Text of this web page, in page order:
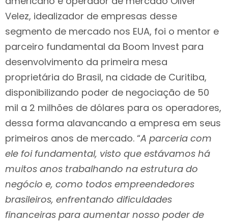
Velez, idealizador de empresas desse
segmento de mercado nos EUA, foi o mentor e
parceiro fundamental da Boom Invest para
desenvolvimento da primeira mesa
proprietária do Brasil, na cidade de Curitiba,
disponibilizando poder de negociação de 50
mil a 2 milhões de dólares para os operadores,
dessa forma alavancando a empresa em seus
primeiros anos de mercado. “A parceria com
ele foi fundamental, visto que estávamos há
muitos anos trabalhando na estrutura do
negócio e, como todos empreendedores
brasileiros, enfrentando dificuldades
financeiras para aumentar nosso poder de